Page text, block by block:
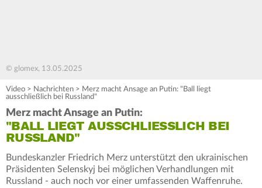
© glomex, 13.05.2025
Video > Nachrichten > Merz macht Ansage an Putin: "Ball liegt
ausschließlich bei Russland"
Merz macht Ansage an Putin:
"BALL LIEGT AUSSCHLIESSLICH BEI R
USSLAND"
Bundeskanzler Friedrich Merz unterstützt den ukrainischen
Präsidenten Selenskyj bei möglichen Verhandlungen mit
Russland - auch noch vor einer umfassenden Waffenruhe.